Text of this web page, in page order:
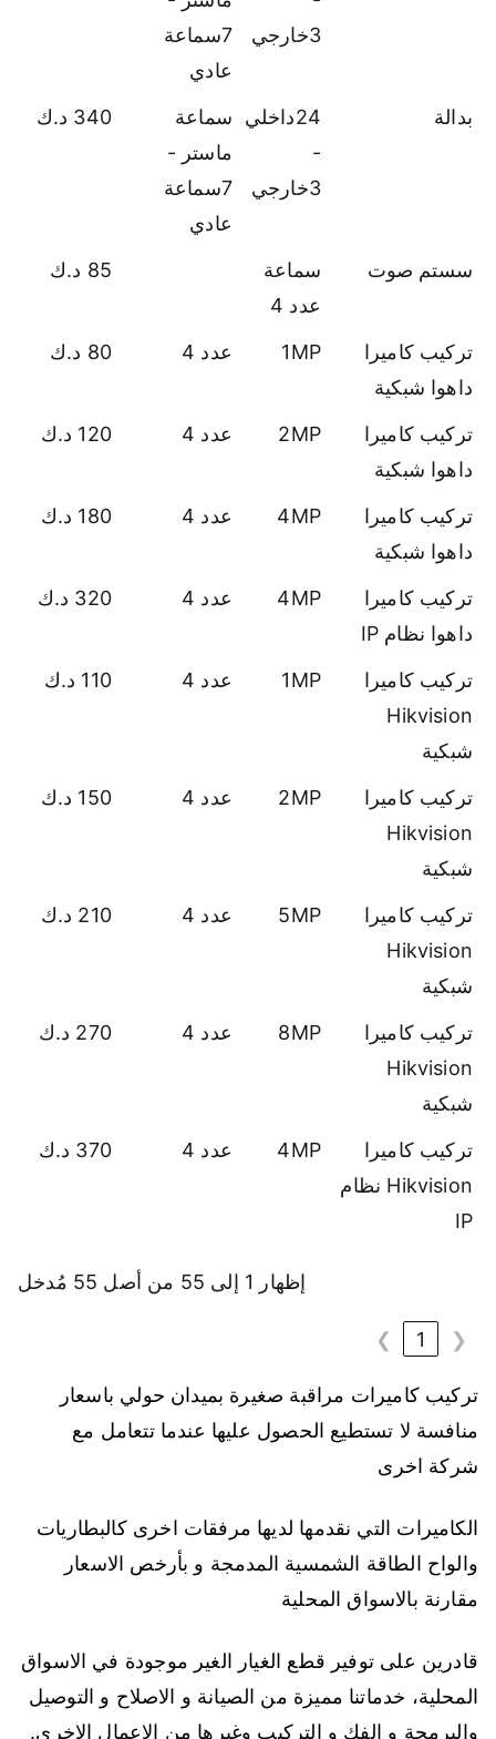
3خارجي
7سماعة
عادي
بدالة
24داخلي
-
3خارجي
سماعة
ماستر -
7سماعة
عادي
340 د.ك
سستم صوت
سماعة
عدد 4
85 د.ك
تركيب كاميرا
داهوا شبكية
1MP عدد 4 80 د.ك
تركيب كاميرا
داهوا شبكية
2MP عدد 4 120 د.ك
تركيب كاميرا
داهوا شبكية
4MP عدد 4 180 د.ك
تركيب كاميرا
داهوا نظام IP
4MP عدد 4 320 د.ك
تركيب كاميرا
Hikvision
شبكية
1MP عدد 4 110 د.ك
تركيب كاميرا
Hikvision
شبكية
2MP عدد 4 150 د.ك
تركيب كاميرا
Hikvision
شبكية
5MP عدد 4 210 د.ك
تركيب كاميرا
Hikvision
شبكية
8MP عدد 4 270 د.ك
تركيب كاميرا
Hikvision نظام
IP
4MP عدد 4 370 د.ك
إظهار 1 إلى 55 من أصل 55 مُدخل
❮
1
❯
تركيب كاميرات مراقبة صغيرة بميدان حولي باسعار
منافسة لا تستطيع الحصول عليها عندما تتعامل مع
شركة اخرى
الكاميرات التي نقدمها لديها مرفقات اخرى كالبطاريات
والواح الطاقة الشمسية المدمجة و بأرخص الاسعار
مقارنة بالاسواق المحلية
قادرين على توفير قطع الغيار الغير موجودة في الاسواق
المحلية، خدماتنا مميزة من الصيانة و الاصلاح و التوصيل
والبرمجة و الفك و التركيب وغيرها من الاعمال الاخرى.